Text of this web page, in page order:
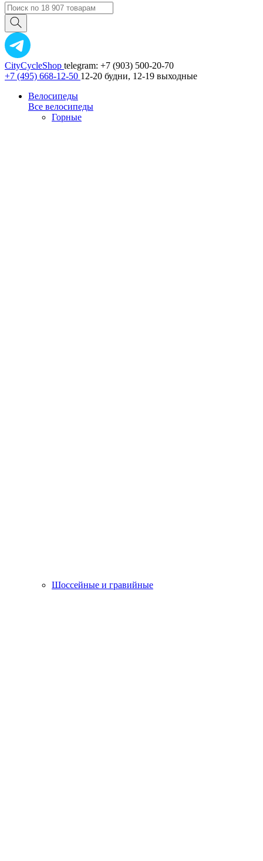
CityCycleShop telegram: +7 (903) 500-20-70
+7 (495) 668-12-50 12-20 будни, 12-19 выходные
Велосипеды
Все велосипеды
Горные
Шоссейные и гравийные